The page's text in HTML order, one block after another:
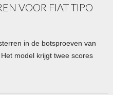
VOOR FIAT TIPO
in de botsproeven van
model krijgt twee scores